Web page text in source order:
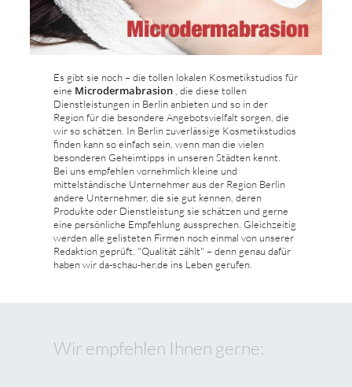
Es gibt sie noch – die tollen lokalen Kosmetikstudios für
eine Microdermabrasion , die diese tollen
Dienstleistungen in Berlin anbieten und so in der
Region für die besondere Angebotsvielfalt sorgen, die
wir so schätzen. In Berlin zuverlässige Kosmetikstudios
finden kann so einfach sein, wenn man die vielen
besonderen Geheimtipps in unseren Städten kennt.
Bei uns empfehlen vornehmlich kleine und
mittelständische Unternehmer aus der Region Berlin
andere Unternehmer, die sie gut kennen, deren
Produkte oder Dienstleistung sie schätzen und gerne
eine persönliche Empfehlung aussprechen. Gleichzeitig
werden alle gelisteten Firmen noch einmal von unserer
Redaktion geprüft. "Qualität zählt" – denn genau dafür
haben wir da-schau-her.de ins Leben gerufen.
Wir empfehlen Ihnen gerne: